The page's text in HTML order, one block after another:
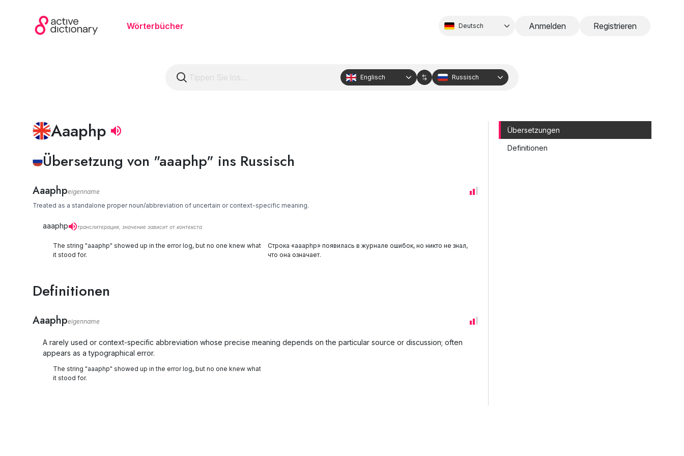
Wörterbücher Deutsch Anmelden Registrieren
Englisch Russisch
Aaaphp
Übersetzung von "aaaphp" ins Russisch
Aaaphpeigenname
Treated as a standalone proper noun/abbreviation of uncertain or context-specific meaning.
aaaphp транслитерация; значение зависит от контекста
The string "aaaphp" showed up in the error log, but no one knew what
it stood for.
Строка «aaaphp» появилась в журнале ошибок, но никто не знал,
что она означает.
Definitionen
Aaaphpeigenname
A rarely used or context-specific abbreviation whose precise meaning depends on the particular source or discussion; often
appears as a typographical error.
The string "aaaphp" showed up in the error log, but no one knew what
it stood for.
Übersetzungen
Definitionen